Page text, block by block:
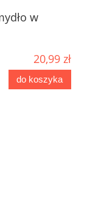
w
20,99 zł
do koszyka